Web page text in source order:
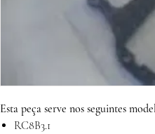
Esta peça serve nos seguintes
RC8B3.1